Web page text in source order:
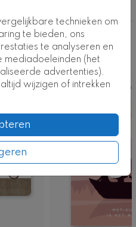
technieken om
te bieden, ons
te analyseren en
mediadoeleinden (het
advertenties).
wijzigen of intrekken
je misschien ook